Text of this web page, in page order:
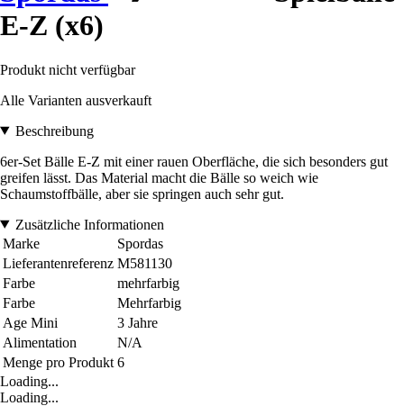
E-Z (x6)
Produkt nicht verfügbar
Alle Varianten ausverkauft
Beschreibung
6er-Set Bälle E-Z mit einer rauen Oberfläche, die sich besonders gut
greifen lässt. Das Material macht die Bälle so weich wie
Schaumstoffbälle, aber sie springen auch sehr gut.
Zusätzliche Informationen
Marke
Spordas
Lieferantenreferenz M581130
Farbe
mehrfarbig
Farbe
Mehrfarbig
Age Mini
3 Jahre
Alimentation
N/A
Menge pro Produkt 6
Loading...
Loading...